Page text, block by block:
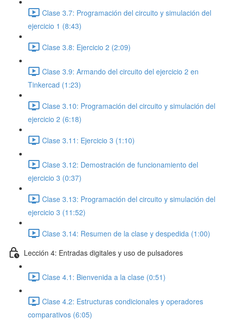
Clase 3.7: Programación del circuito y simulación del
ejercicio 1 (8:43)
Clase 3.8: Ejercicio 2 (2:09)
Clase 3.9: Armando del circuito del ejercicio 2 en
Tinkercad (1:23)
Clase 3.10: Programación del circuito y simulación del
ejercicio 2 (6:18)
Clase 3.11: Ejercicio 3 (1:10)
Clase 3.12: Demostración de funcionamiento del
ejercicio 3 (0:37)
Clase 3.13: Programación del circuito y simulación del
ejercicio 3 (11:52)
Clase 3.14: Resumen de la clase y despedida (1:00)
Lección 4: Entradas digitales y uso de pulsadores
Clase 4.1: Bienvenida a la clase (0:51)
Clase 4.2: Estructuras condicionales y operadores
comparativos (6:05)